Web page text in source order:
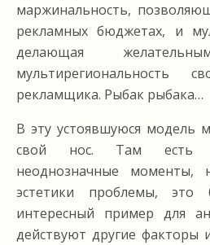
маржинальность,
рекламных бюджетах, и
делающая
мультирегиональность
рекламщика. Рыбак рыбака…
В эту устоявшуюся модель
свой нос. Там есть
неоднозначные моменты,
эстетики проблемы,
интересный пример для
действуют другие факторы